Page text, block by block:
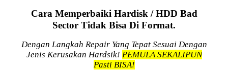
Cara Memperbaiki Hardisk / HDD Bad
Sector Tidak Bisa Di Format.
Dengan Langkah Repair Yang Tepat Sesuai Dengan
Jenis Kerusakan Hardsik! PEMULA SEKALIPUN
Pasti BISA!